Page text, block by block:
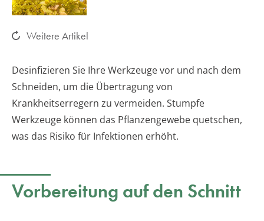
Weitere Artikel
Desinfizieren Sie Ihre Werkzeuge vor und nach dem
Schneiden, um die Übertragung von
Krankheitserregern zu vermeiden. Stumpfe
Werkzeuge können das Pflanzengewebe quetschen,
was das Risiko für Infektionen erhöht.
Vorbereitung auf den Schnitt